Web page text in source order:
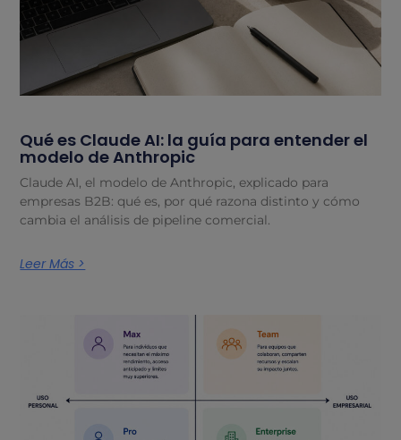
Qué es Claude AI: la guía para entender el
modelo de Anthropic
Claude AI, el modelo de Anthropic, explicado para
empresas B2B: qué es, por qué razona distinto y cómo
cambia el análisis de pipeline comercial.
Leer Más >